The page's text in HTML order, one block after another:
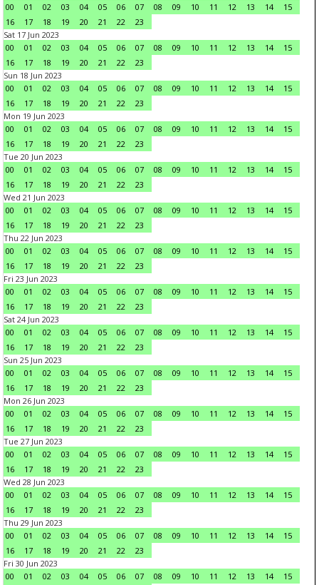
00
01 02 03 04 05 06 07 08 09 10 11 12 13 14
15
16
17 18 19 20 21 22
23
Sat 17 Jun 2023
00
01 02 03 04 05 06 07 08 09 10 11 12 13 14
15
16
17 18 19 20 21 22
23
Sun 18 Jun 2023
00
01 02 03 04 05 06 07 08 09 10 11 12 13 14
15
16
17 18 19 20 21 22
23
Mon 19 Jun 2023
00
01 02 03 04 05 06 07 08 09 10 11 12 13 14
15
16
17 18 19 20 21 22
23
Tue 20 Jun 2023
00
01 02 03 04 05 06 07 08 09 10 11 12 13 14
15
16
17 18 19 20 21 22
23
Wed 21 Jun 2023
00
01 02 03 04 05 06 07 08 09 10 11 12 13 14
15
16
17 18 19 20 21 22
23
Thu 22 Jun 2023
00
01 02 03 04 05 06 07 08 09 10 11 12 13 14
15
16
17 18 19 20 21 22
23
Fri 23 Jun 2023
00
01 02 03 04 05 06 07 08 09 10 11 12 13 14
15
16
17 18 19 20 21 22
23
Sat 24 Jun 2023
00
01 02 03 04 05 06 07 08 09 10 11 12 13 14
15
16
17 18 19 20 21 22
23
Sun 25 Jun 2023
00
01 02 03 04 05 06 07 08 09 10 11 12 13 14
15
16
17 18 19 20 21 22
23
Mon 26 Jun 2023
00
01 02 03 04 05 06 07 08 09 10 11 12 13 14
15
16
17 18 19 20 21 22
23
Tue 27 Jun 2023
00
01 02 03 04 05 06 07 08 09 10 11 12 13 14
15
16
17 18 19 20 21 22
23
Wed 28 Jun 2023
00
01 02 03 04 05 06 07 08 09 10 11 12 13 14
15
16
17 18 19 20 21 22
23
Thu 29 Jun 2023
00
01 02 03 04 05 06 07 08 09 10 11 12 13 14
15
16
17 18 19 20 21 22
23
Fri 30 Jun 2023
00
01 02 03 04 05 06 07 08 09 10 11 12 13 14
15